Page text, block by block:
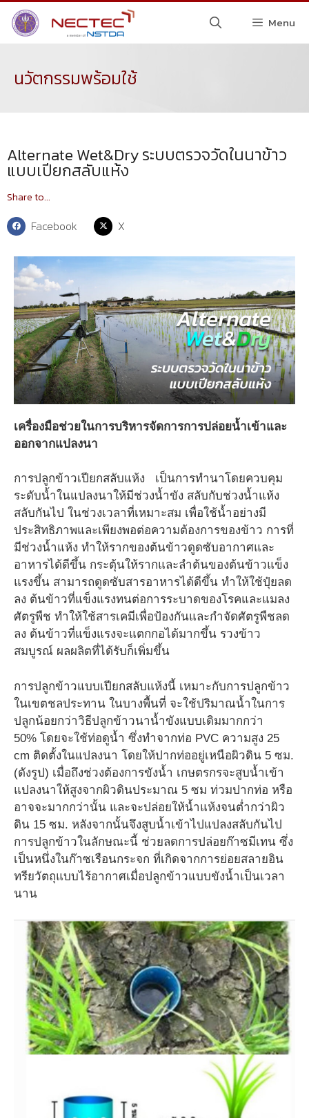
Menu
นวัตกรรมพร้อมใช้
Alternate Wet&Dry ระบบตรวจวัดในนาข้าว
แบบเปียกสลับแห้ง
Share to...
Facebook X
เครื่องมือช่วยในการบริหารจัดการการปล่อยน้ำเข้าและ
ออกจากแปลงนา
การปลูกข้าวเปียกสลับแห้ง เป็นการทำนาโดยควบคุม
ระดับน้ำในแปลงนาให้มีช่วงน้ำขัง สลับกับช่วงน้ำแห้ง
สลับกันไป ในช่วงเวลาที่เหมาะสม เพื่อใช้น้ำอย่างมี
ประสิทธิภาพและเพียงพอต่อความต้องการของข้าว การที่
มีช่วงน้ำแห้ง ทำให้รากของต้นข้าวดูดซับอากาศและ
อาหารได้ดีขึ้น กระตุ้นให้รากและลำต้นของต้นข้าวแข็ง
แรงขึ้น สามารถดูดซับสารอาหารได้ดีขึ้น ทำให้ใช้ปุ๋ยลด
ลง ต้นข้าวที่แข็งแรงทนต่อการระบาดของโรคและแมลง
ศัตรูพืช ทำให้ใช้สารเคมีเพื่อป้องกันและกำจัดศัตรูพืชลด
ลง ต้นข้าวที่แข็งแรงจะแตกกอได้มากขึ้น รวงข้าว
สมบูรณ์ ผลผลิตที่ได้รับก็เพิ่มขึ้น
การปลูกข้าวแบบเปียกสลับแห้งนี้ เหมาะกับการปลูกข้าว
ในเขตชลประทาน ในบางพื้นที่ จะใช้ปริมาณน้ำในการ
ปลูกน้อยกว่าวิธีปลูกข้าวนาน้ำขังแบบเดิมมากกว่า
50% โดยจะใช้ท่อดูน้ำ ซึ่งทำจากท่อ PVC ความสูง 25
cm ติดตั้งในแปลงนา โดยให้ปากท่ออยู่เหนือผิวดิน 5 ซม.
(ดังรูป) เมื่อถึงช่วงต้องการขังน้ำ เกษตรกรจะสูบน้ำเข้า
แปลงนาให้สูงจากผิวดินประมาณ 5 ซม ท่วมปากท่อ หรือ
อาจจะมากกว่านั้น และจะปล่อยให้น้ำแห้งจนต่ำกว่าผิว
ดิน 15 ซม. หลังจากนั้นจึงสูบน้ำเข้าไปแปลงสลับกันไป
การปลูกข้าวในลักษณะนี้ ช่วยลดการปล่อยก๊าซมีเทน ซึ่ง
เป็นหนึ่งในก๊าซเรือนกระจก ที่เกิดจากการย่อยสลายอิน
ทรียวัตถุแบบไร้อากาศเมื่อปลูกข้าวแบบขังน้ำเป็นเวลา
นาน